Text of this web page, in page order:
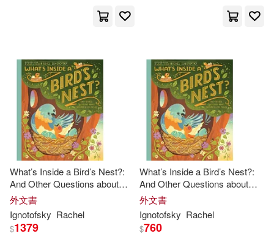
其他 (可複選)
現在可購買商品(25)
作者/演唱/譯/編/繪(9)
價格
範圍
What’s Inside a Bird’s Nest?:
And Other Questions about
Nature & Life Cycles
外文書
Ignotofsky Rachel
$1379
What’s Inside a Bird’s Nest?:
And Other Questions about
Nature & Life Cycles
外文書
Ignotofsky Rachel
$760